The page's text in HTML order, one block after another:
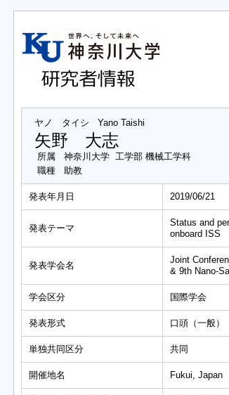
ヤノ タイシ Yano Taishi
矢野 大志
所属
神奈川大学 工学部 機械工学科
職種
助教
発表年月日 2019/06/21
発表テーマ
Status and
onboard ISS
発表学会名
Joint
& 9th Nano-
学会区分 国際学会
発表形式 口頭（一般）
単独共同区分 共同
開催地名 Fukui, Japan